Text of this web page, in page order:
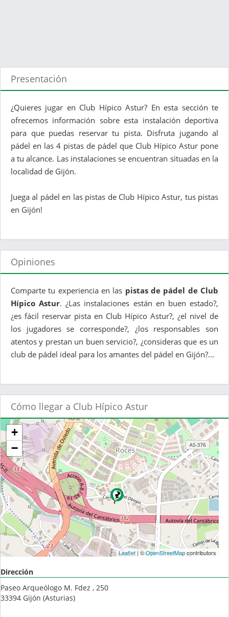
Presentación
¿Quieres jugar en Club Hípico Astur? En esta sección te
ofrecemos información sobre esta instalación deportiva
para que puedas reservar tu pista. Disfruta jugando al
pádel en las 4 pistas de pádel que Club Hípico Astur pone
a tu alcance. Las instalaciones se encuentran situadas en la
localidad de Gijón.
Juega al pádel en las pistas de Club Hípico Astur, tus pistas
en Gijón!
Opiniones
Comparte tu experiencia en las pistas de pádel de Club
Hípico Astur. ¿Las instalaciones están en buen estado?,
¿es fácil reservar pista en Club Hípico Astur?, ¿el nivel de
los jugadores se corresponde?, ¿los responsables son
atentos y prestan un buen servicio?, ¿consideras que es un
club de pádel ideal para los amantes del pádel en Gijón?...
Cómo llegar a Club Hípico Astur
+
−
Leaflet| ©OpenStreetMapcontributors
Dirección
Paseo Arqueólogo M. Fdez , 250
33394 Gijón (Asturias)